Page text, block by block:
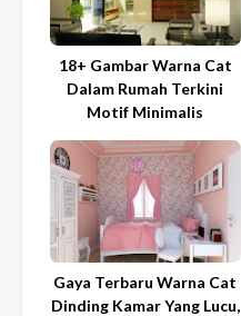
18+ Gambar Warna Cat
Dalam Rumah Terkini
Motif Minimalis
Gaya Terbaru Warna Cat
Dinding Kamar Yang Lucu,